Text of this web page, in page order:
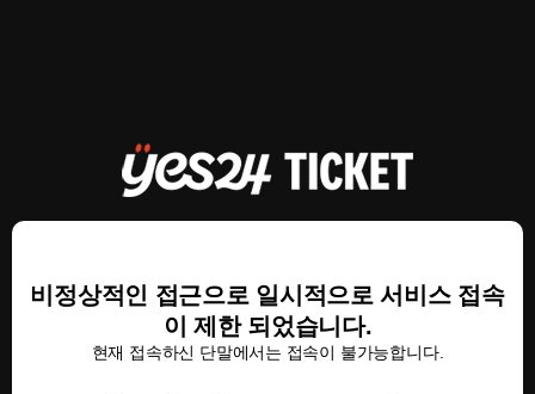
비정상적인 접근으로 일시적으로 서비스 접속
이 제한 되었습니다.
현재 접속하신 단말에서는 접속이 불가능합니다.